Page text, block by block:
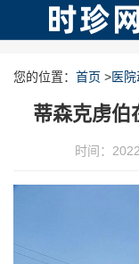
您的位置： 首页 >医
蒂森克虏伯
时间：